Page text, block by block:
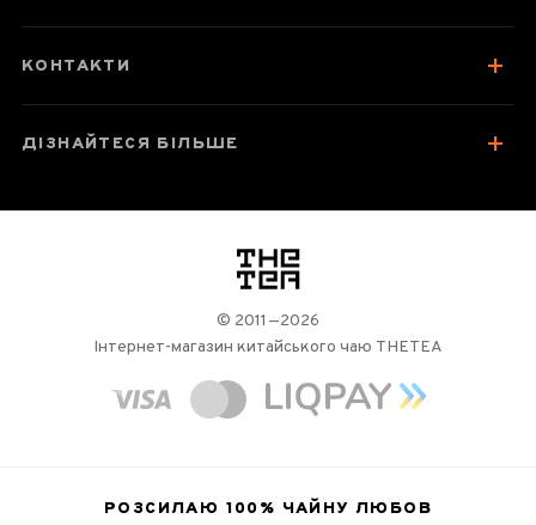
КОНТАКТИ
ДІЗНАЙТЕСЯ БІЛЬШЕ
логотип
© 2011—2026
Інтернет-магазин китайського чаю THETEA
РОЗСИЛАЮ 100% ЧАЙНУ ЛЮБОВ